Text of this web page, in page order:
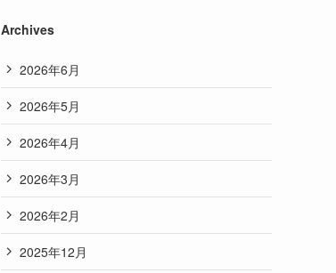
Archives
2026年6月
2026年5月
2026年4月
2026年3月
2026年2月
2025年12月